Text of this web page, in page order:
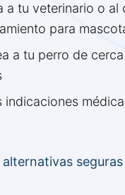
a tu veterinario o al
para
a tu perro de
indicaciones
seguras